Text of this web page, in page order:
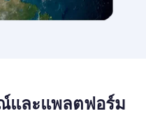
และแพลตฟอร์ม